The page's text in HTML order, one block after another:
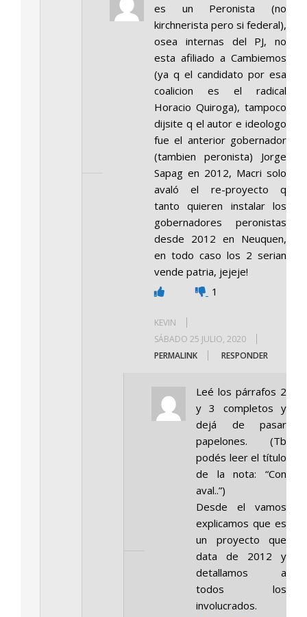
es un Peronista (no
kirchnerista pero si federal),
osea internas del PJ, no
esta afiliado a Cambiemos
(ya q el candidato por esa
coalicion es el radical
Horacio Quiroga), tampoco
dijsite q el autor e ideologo
fue el anterior gobernador
(tambien peronista) Jorge
Sapag en 2012, Macri solo
avaló el re-proyecto q
tanto quieren instalar los
gobernadores peronistas
desde 2012 en Neuquen,
en todo caso los 2 serian
vende patria, jejeje!
1
KEVIN
SÁBADO 25 JULIO, 2020
PERMALINK
RESPONDER
Leé los párrafos 2
y 3 completos y
dejá de pasar
papelones. (Tb
podés leer el título
de la nota: “Con
aval..”)
Desde el vamos
explicamos que es
un proyecto que
data de 2012 y
detallamos a
todos los
involucrados.